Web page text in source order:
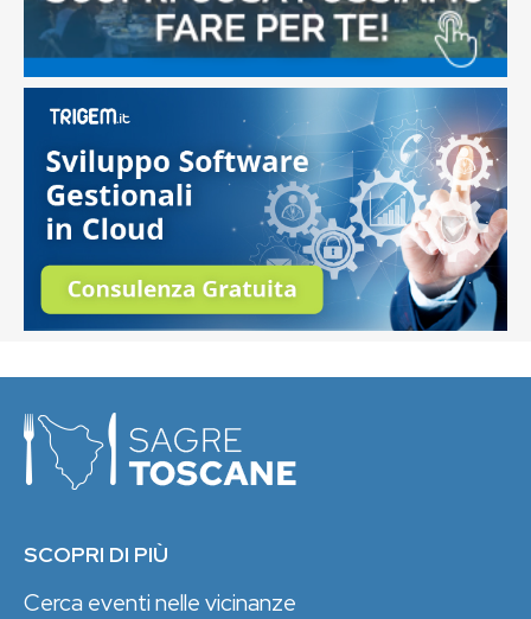
SCOPRI DI PIÙ
Cerca eventi nelle vicinanze